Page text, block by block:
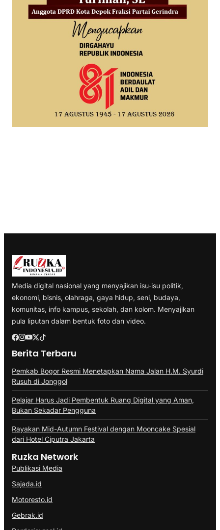
Media digital nasional yang menyajikan isu-isu politik,
ekonomi, bisnis, olahraga, gaya hidup, seni, budaya,
komunitas, info kampus, sekolah, dan kolom. Menyajikan
pula liputan dalam bentuk foto dan video.
Berita Terbaru
Pemkab Bogor Resmi Menetapkan Nama Jalan H.M. Syurdi
Rusuh di Jonggol
Pelajar Harus Jadi Pembentuk Ruang Digital yang Aman,
Bukan Sekadar Pengguna
Rayakan Mid-Autumn Festival dengan Mooncake Spesial
dari Hotel Ciputra Jakarta
Ruzka Network
Publikasi Media
Sajada.id
Motoresto.id
Gebrak.id